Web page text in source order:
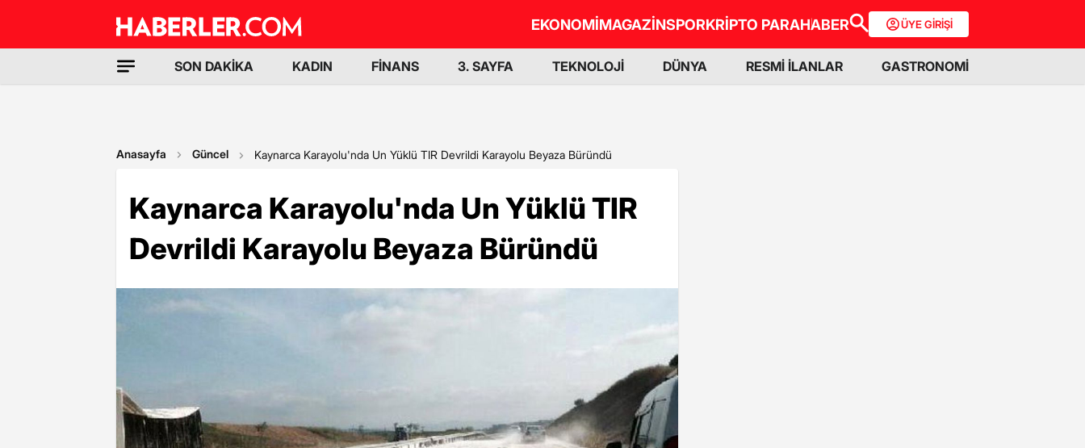
EKONOMİMAGAZİNSPORKRİPTO PARAHABER ÜYE GİRİŞİ
SON DAKİKA KADIN FİNANS 3. SAYFA TEKNOLOJİ DÜNYA RESMİ İLANLAR GASTRONOMİ
Anasayfa Güncel Kaynarca Karayolu'nda Un Yüklü TIR Devrildi Karayolu Beyaza Büründü
Kaynarca Karayolu'nda Un Yüklü TIR
Devrildi Karayolu Beyaza Büründü